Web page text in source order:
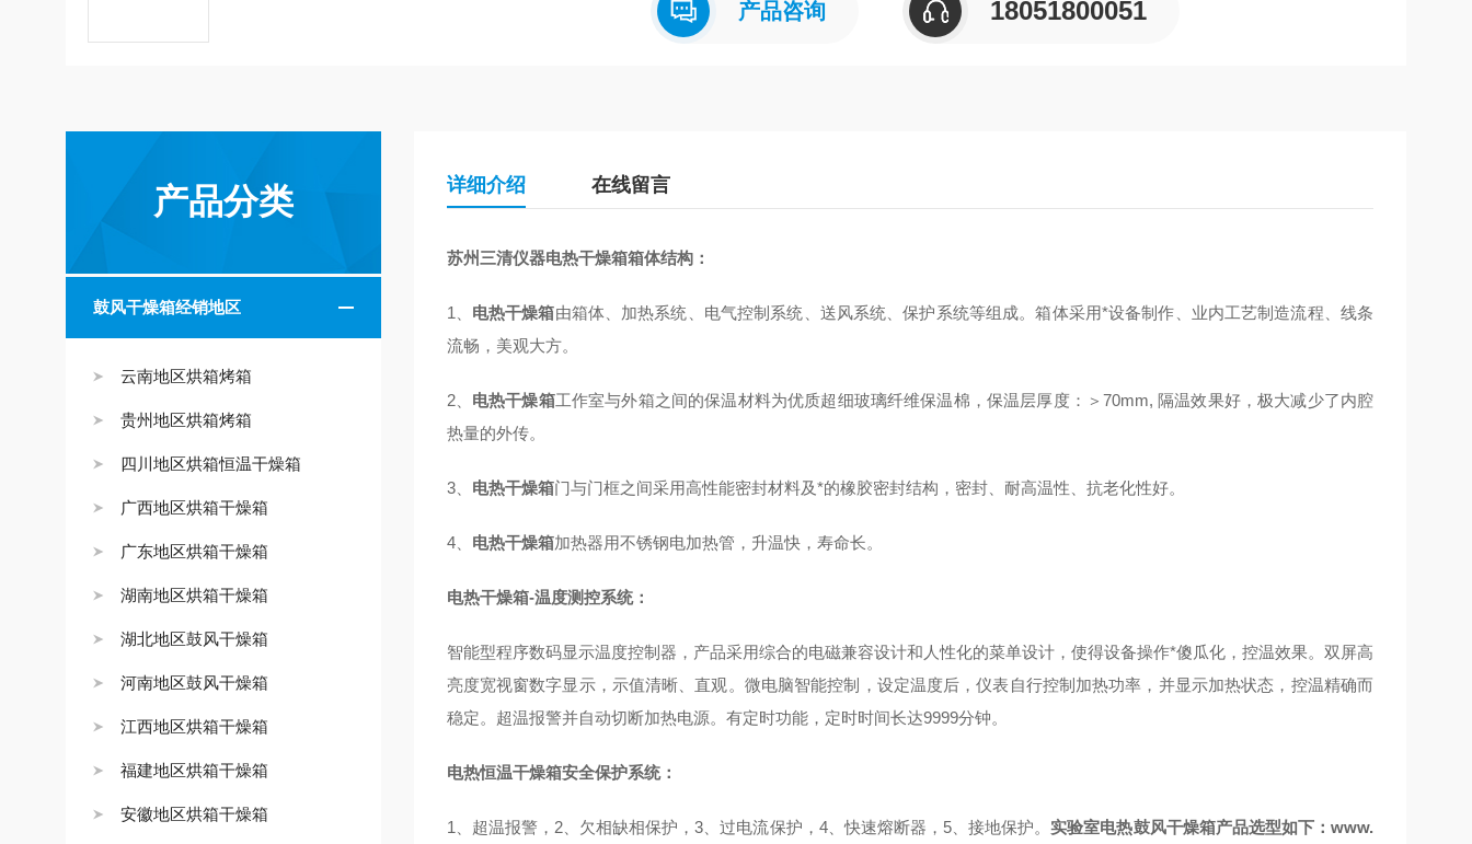
产品咨询 18051800051
产品分类
鼓风干燥箱经销地区
云南地区烘箱烤箱
贵州地区烘箱烤箱
四川地区烘箱恒温干燥箱
广西地区烘箱干燥箱
广东地区烘箱干燥箱
湖南地区烘箱干燥箱
湖北地区鼓风干燥箱
河南地区鼓风干燥箱
江西地区烘箱干燥箱
福建地区烘箱干燥箱
安徽地区烘箱干燥箱
详细介绍 在线留言
苏州三清仪器电热干燥箱箱体结构：
1、 电热干燥箱由箱体、加热系统、电气控制系统、送风系统、保护系统等组成。箱体采用*设备制作、业内工艺制造流程、线条
流畅，美观大方。
2、 电热干燥箱工作室与外箱之间的保温材料为优质超细玻璃纤维保温棉，保温层厚度：＞70mm, 隔温效果好，极大减少了内腔
热量的外传。
3、 电热干燥箱门与门框之间采用高性能密封材料及*的橡胶密封结构，密封、耐高温性、抗老化性好。
4、 电热干燥箱加热器用不锈钢电加热管，升温快，寿命长。
电热干燥箱-温度测控系统：
智能型程序数码显示温度控制器 ，产品采用综合的电磁兼容设计和人性化的菜单设计，使得设备操作*傻瓜化，控温效果。双屏高
亮度宽视窗数字显示，示值清晰、直观。微电脑智能控制，设定温度后，仪表自行控制加热功率，并显示加热状态，控温精确而
稳定。超温报警并自动切断加热电源。有定时功能，定时时间长达9999分钟。
电热恒温干燥箱安全保护系统：
1、超温报警，2、欠相缺相保护，3、过电流保护，4、快速熔断器，5、接地保护。实验室电热鼓风干燥箱产品选型如下：www.